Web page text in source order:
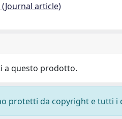
article)
a questo prodotto.
protetti da copyright e tutti